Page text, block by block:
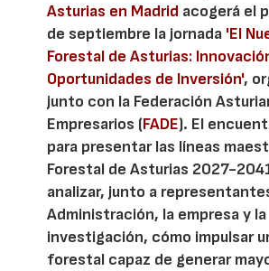
Asturias en Madrid acogerá el
de septiembre la jornada 'El
Forestal de Asturias:
Oportunidades de Inversión',
junto con la Federación
Empresarios (FADE). El
para presentar las líneas
Forestal de Asturias 2027-
analizar, junto a
Administración, la empresa y la
investigación, cómo impulsar
forestal capaz de generar